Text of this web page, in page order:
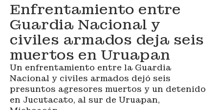
Enfrentamiento entre
Guardia Nacional y
civiles armados deja seis
muertos en Uruapan
Un enfrentamiento entre la Guardia
Nacional y civiles armados dejó seis
presuntos agresores muertos y un detenido
en Jucutacato, al sur de Uruapan,